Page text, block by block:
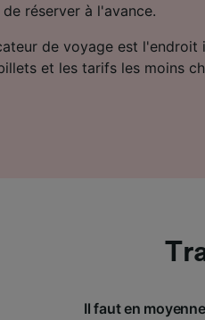
réserver à l'avance.
de voyage est l'endroit
et les tarifs les moins
Il faut en